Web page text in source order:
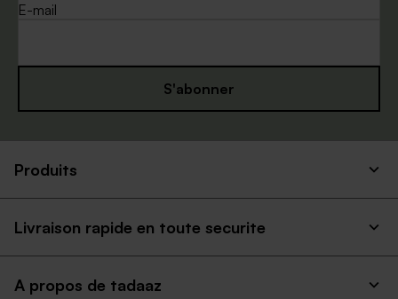
E-mail
S'abonner
Produits
Livraison rapide en toute securite
A propos de tadaaz